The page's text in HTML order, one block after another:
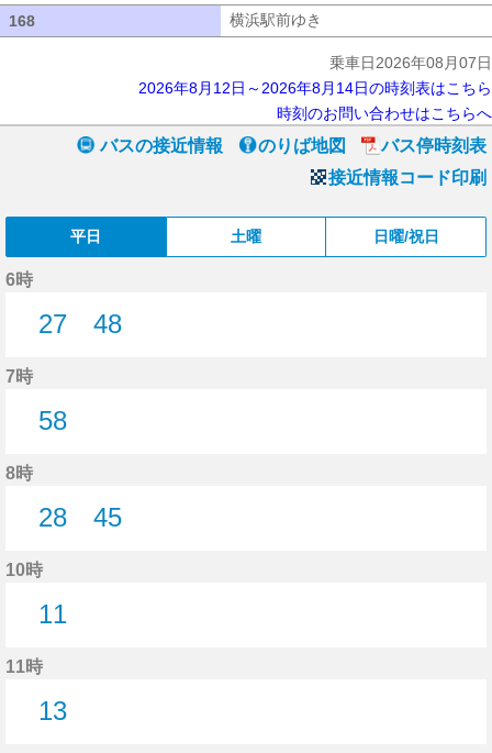
168 横浜駅前ゆき
乗車日2026年08月07日
2026年8月12日～2026年8月14日の時刻表はこちら
時刻のお問い合わせはこちらへ
バスの接近情報 のりば地図
バス停時刻表
接近情報コード印刷
平日 土曜 日曜/祝日
6時
27
48
7時
58
8時
28
45
10時
11
11時
13